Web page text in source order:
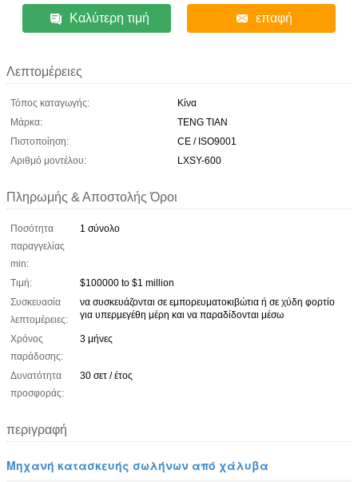
Καλύτερη τιμή επαφή
Λεπτομέρειες
Τόπος καταγωγής:
Κίνα
Μάρκα:
TENG TIAN
Πιστοποίηση:
CE / ISO9001
Αριθμό μοντέλου:
LXSY-600
Πληρωμής & Αποστολής Όροι
Ποσότητα
παραγγελίας
min:
1 σύνολο
Τιμή:
$100000 to $1 million
Συσκευασία
λεπτομέρειες:
να συσκευάζονται σε εμπορευματοκιβώτια ή σε χύδη φορτίο
για υπερμεγέθη μέρη και να παραδίδονται μέσω
Χρόνος
παράδοσης:
3 μήνες
Δυνατότητα
προσφοράς:
30 σετ / έτος
περιγραφή
Μηχανή κατασκευής σωλήνων από χάλυβα